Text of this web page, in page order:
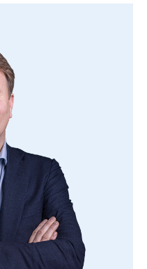
in 2020.
elektrische auto
En heb je
en wil je dat jouw
Bel voor
tot ziens!